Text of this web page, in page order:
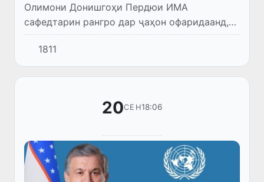
Олимони Донишгоҳи Пердюи ИМА
сафедтарин рангро дар ҷаҳон офаридаанд,
ки қодиранд қариб тамоми нури офтобро
инъикос кунанд.
1811
20СЕН18:06